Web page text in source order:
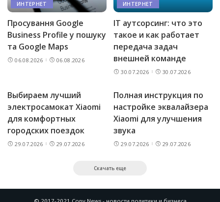
ИНТЕРНЕТ
Просування Google
Business Profile у пошуку
та Google Maps
06.08.2026 06.08.2026
ИНТЕРНЕТ
IT аутсорсинг: что это
такое и как работает
передача задач
внешней команде
30.07.2026 30.07.2026
Выбираем лучший
электросамокат Xiaomi
для комфортных
городских поездок
29.07.2026 29.07.2026
Полная инструкция по
настройке эквалайзера
Xiaomi для улучшения
звука
29.07.2026 29.07.2026
Скачать еще